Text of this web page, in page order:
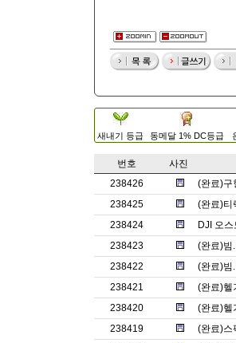
새내기 등급 동메달 1% DC등급
번호
사진
238426
(완료)구
238425
(완료)티
238424
DJI 오스
238423
(완료)빔
238422
(완료)빔
238421
(완료)헬
238420
(완료)헬
238419
(완료)스